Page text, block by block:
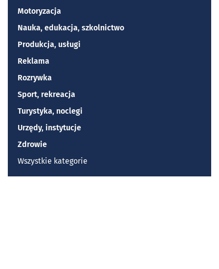
Motoryzacja
Nauka, edukacja, szkolnictwo
Produkcja, usługi
Reklama
Rozrywka
Sport, rekreacja
Turystyka, noclegi
Urzędy, instytucje
Zdrowie
Wszystkie kategorie